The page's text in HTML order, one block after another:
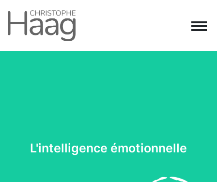
Navigation principale
L'intelligence émotionnelle